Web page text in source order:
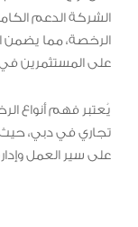
الشركة الدعم
الرخصة، مما يضمن
على المستثمرين
يُعتبر فهم أنواع
تجاري في دبي، حيث
على سير العمل